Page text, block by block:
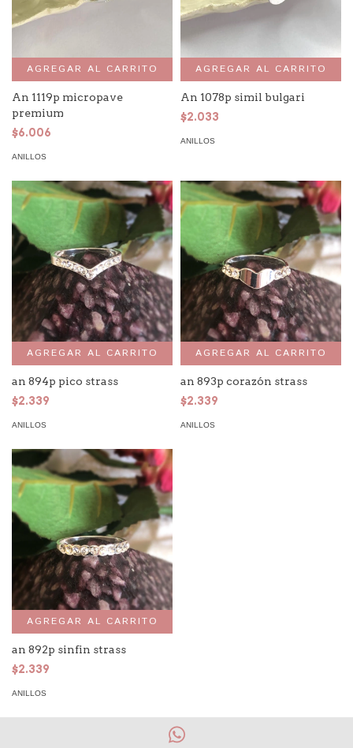
AGREGAR AL CARRITO
An 1119p micropave
premium
$6.006
ANILLOS
AGREGAR AL CARRITO
An 1078p simil bulgari
$2.033
ANILLOS
AGREGAR AL CARRITO
an 894p pico strass
$2.339
ANILLOS
AGREGAR AL CARRITO
an 893p corazón strass
$2.339
ANILLOS
AGREGAR AL CARRITO
an 892p sinfin strass
$2.339
ANILLOS